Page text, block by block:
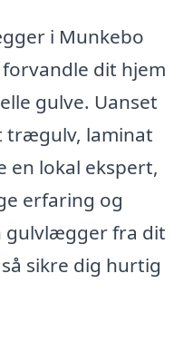
i Munkebo
dit hjem
gulve. Uanset
trægulv, laminat
en lokal ekspert,
erfaring og
gulvlægger fra dit
sikre dig hurtig